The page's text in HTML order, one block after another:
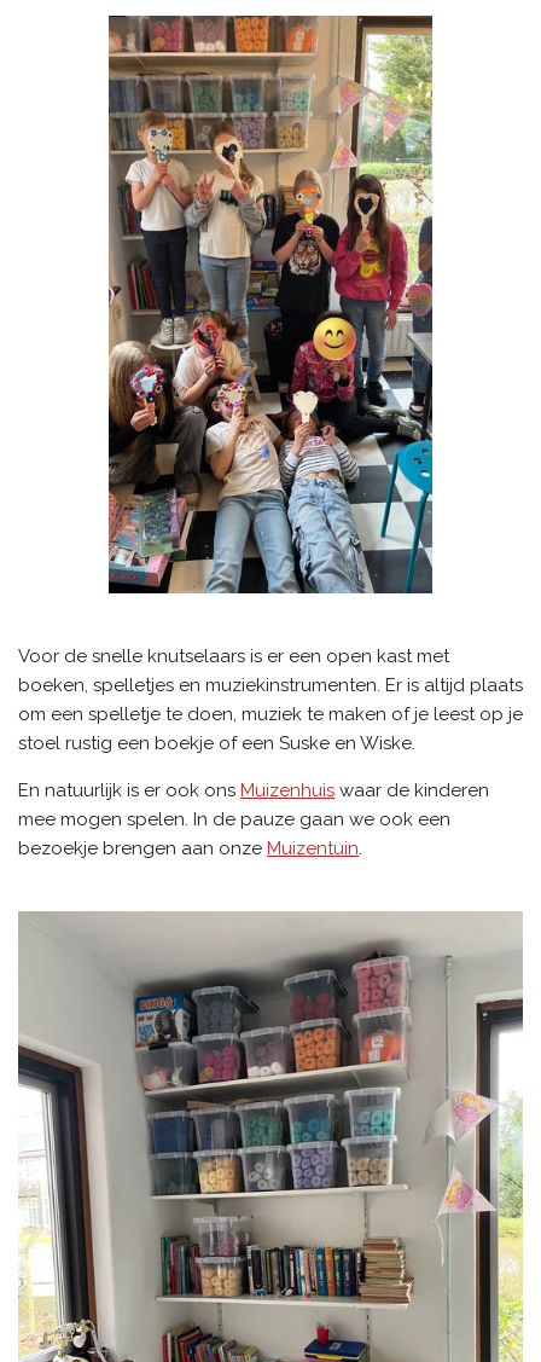
Voor de snelle knutselaars is er een open kast met
boeken, spelletjes en muziekinstrumenten. Er is altijd plaats
om een spelletje te doen, muziek te maken of je leest op je
stoel rustig een boekje of een Suske en Wiske.
En natuurlijk is er ook ons Muizenhuis waar de kinderen
mee mogen spelen. In de pauze gaan we ook een
bezoekje brengen aan onze Muizentuin